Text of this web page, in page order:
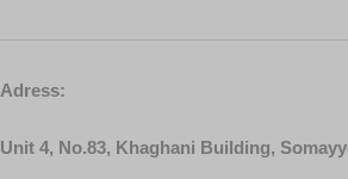
Adress:
Unit 4, No.83, Khaghani Building,